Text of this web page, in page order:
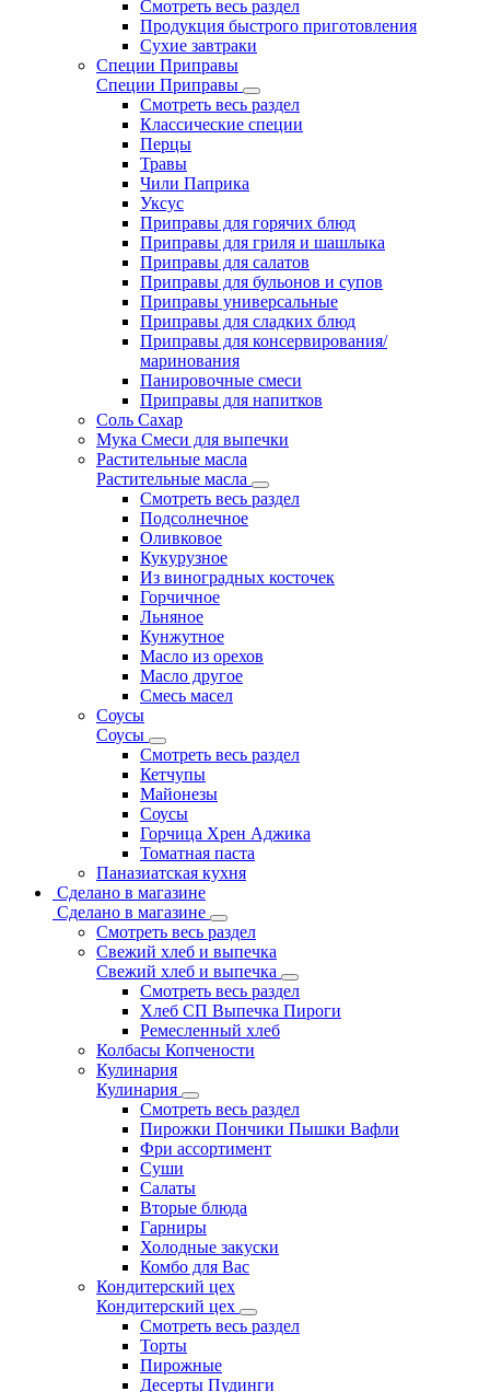
Смотреть весь раздел
Продукция быстрого приготовления
Сухие завтраки
Специи Приправы
Специи Приправы
Смотреть весь раздел
Классические специи
Перцы
Травы
Чили Паприка
Уксус
Приправы для горячих блюд
Приправы для гриля и шашлыка
Приправы для салатов
Приправы для бульонов и супов
Приправы универсальные
Приправы для сладких блюд
Приправы для консервирования/
маринования
Панировочные смеси
Приправы для напитков
Соль Сахар
Мука Смеси для выпечки
Растительные масла
Растительные масла
Смотреть весь раздел
Подсолнечное
Оливковое
Кукурузное
Из виноградных косточек
Горчичное
Льняное
Кунжутное
Масло из орехов
Масло другое
Смесь масел
Соусы
Соусы
Смотреть весь раздел
Кетчупы
Майонезы
Соусы
Горчица Хрен Аджика
Томатная паста
Паназиатская кухня
Сделано в магазине
Сделано в магазине
Смотреть весь раздел
Свежий хлеб и выпечка
Свежий хлеб и выпечка
Смотреть весь раздел
Хлеб СП Выпечка Пироги
Ремесленный хлеб
Колбасы Копчености
Кулинария
Кулинария
Смотреть весь раздел
Пирожки Пончики Пышки Вафли
Фри ассортимент
Суши
Салаты
Вторые блюда
Гарниры
Холодные закуски
Комбо для Вас
Кондитерский цех
Кондитерский цех
Смотреть весь раздел
Торты
Пирожные
Десерты Пудинги